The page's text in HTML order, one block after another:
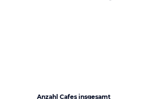
Anzahl Cafes insgesamt